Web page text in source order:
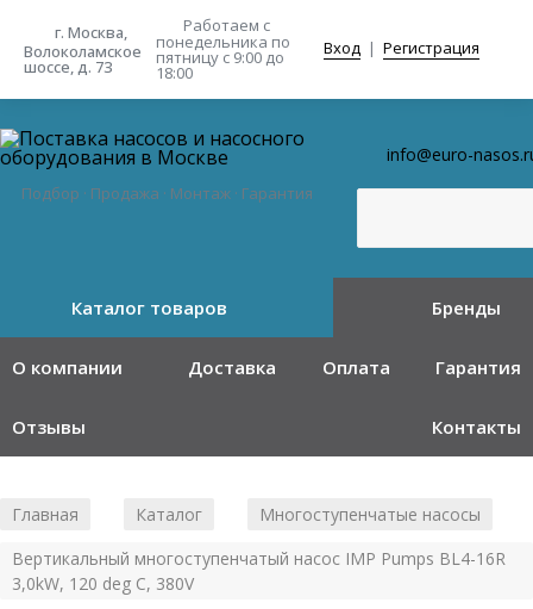
г. Москва,
Волоколамское
шоссе, д. 73
Работаем с
понедельника по
пятницу с 9:00 до
18:00
Вход | Регистрация
Подбор · Продажа · Монтаж · Гарантия
info@euro-
Каталог товаров Бренды
О компании Доставка Оплата Гарантия
Отзывы Контакты
Главная Каталог Многоступенчатые насосы
Вертикальный многоступенчатый насос IMP Pumps BL4-16R
3,0kW, 120 deg C, 380V